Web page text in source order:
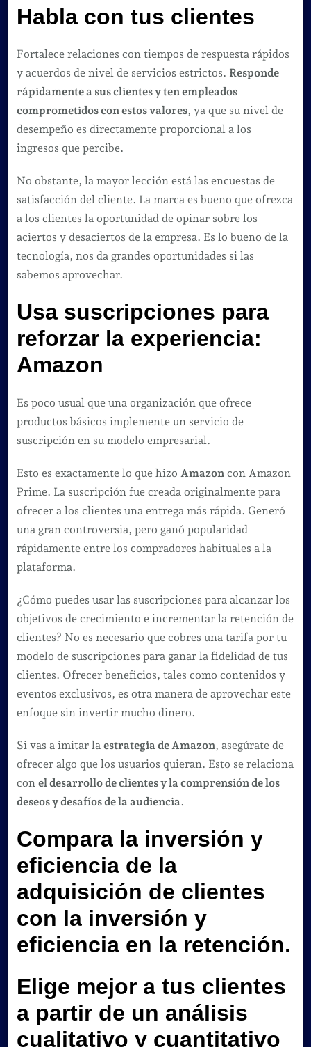
Habla con tus clientes
Fortalece relaciones con tiempos de respuesta rápidos
y acuerdos de nivel de servicios estrictos. Responde
rápidamente a sus clientes y ten empleados
comprometidos con estos valores, ya que su nivel de
desempeño es directamente proporcional a los
ingresos que percibe.
No obstante, la mayor lección está las encuestas de
satisfacción del cliente. La marca es bueno que ofrezca
a los clientes la oportunidad de opinar sobre los
aciertos y desaciertos de la empresa. Es lo bueno de la
tecnología, nos da grandes oportunidades si las
sabemos aprovechar.
Usa suscripciones para
reforzar la experiencia:
Amazon
Es poco usual que una organización que ofrece
productos básicos implemente un servicio de
suscripción en su modelo empresarial.
Esto es exactamente lo que hizo Amazoncon Amazon
Prime. La suscripción fue creada originalmente para
ofrecer a los clientes una entrega más rápida. Generó
una gran controversia, pero ganó popularidad
rápidamente entre los compradores habituales a la
plataforma.
¿Cómo puedes usar las suscripciones para alcanzar los
objetivos de crecimiento e incrementar la retención de
clientes? No es necesario que cobres una tarifa por tu
modelo de suscripciones para ganar la fidelidad de tus
clientes. Ofrecer beneficios, tales como contenidos y
eventos exclusivos, es otra manera de aprovechar este
enfoque sin invertir mucho dinero.
Si vas a imitar la estrategia de Amazon, asegúrate de
ofrecer algo que los usuarios quieran. Esto se relaciona
con el desarrollo de clientes y la comprensión de los
deseos y desafíos de la audiencia.
Compara la inversión y
eficiencia de la
adquisición de clientes
con la inversión y
eficiencia en la retención.
Elige mejor a tus clientes
a partir de un análisis
cualitativo y cuantitativo